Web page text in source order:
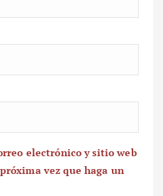
electrónico y sitio web
vez que haga un